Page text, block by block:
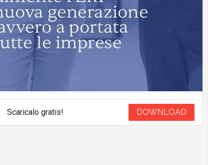
Scaricalo gratis! DOWNLOAD